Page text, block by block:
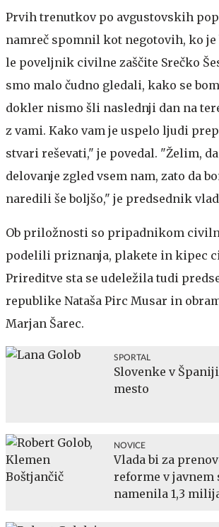
Prvih trenutkov po avgustovskih
namreč spomnil kot negotovih, ko
le poveljnik civilne zaščite Srečko
smo malo čudno gledali, kako se
dokler nismo šli naslednji dan na
z vami. Kako vam je uspelo ljudi
stvari reševati," je povedal. "Želim, da
delovanje zgled vsem nam, zato da
naredili še boljšo," je predsednik
Ob priložnosti so pripadnikom
podelili priznanja, plakete in kipec
Prireditve sta se udeležila tudi
republike Nataša Pirc Musar in
Marjan Šarec.
SPORTAL
Slovenke v
mesto
NOVICE
Vlada bi za
reforme v javnem
namenila 1,3